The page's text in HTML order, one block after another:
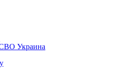
СВО Украина